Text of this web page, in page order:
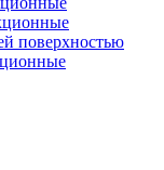
поверхностью